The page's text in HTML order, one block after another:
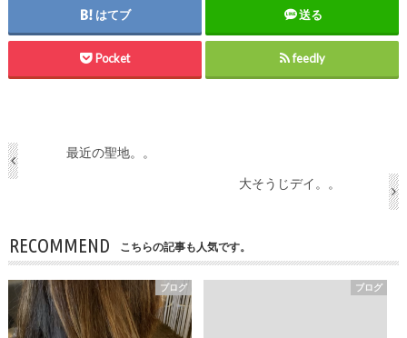
はてブ 送る
Pocket feedly
最近の聖地。。
大そうじデイ。。
RECOMMEND こちらの記事も人気です。
ブログ ブログ